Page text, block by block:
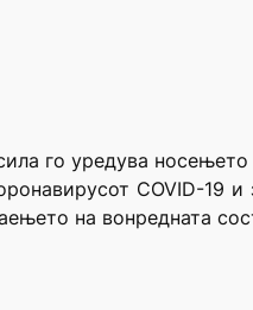
го уредува
COVID-
на вонредната